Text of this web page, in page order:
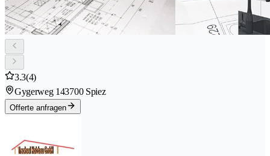
3.3(4)
Gygerweg 143700 Spiez
Offerte anfragen